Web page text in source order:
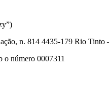
n. 814 4435-179 Rio Tinto
o número 0007311